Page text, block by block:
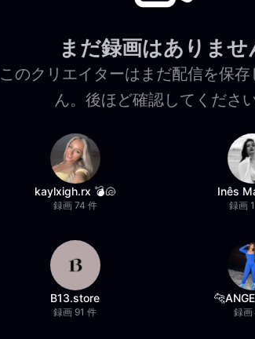
まだ録画はありませ
このクリエイターはまだ配信を保存
ん。後ほど確認してくださ
kaylxigh.rx 💣🐚
録画 74 件
Inês
録画
B13.store
録画 91 件 録画